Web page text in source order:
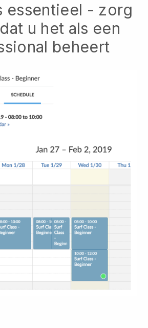
essentieel - zorg
u het als een
beheert